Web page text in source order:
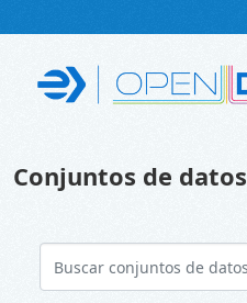
Conjuntos de datos